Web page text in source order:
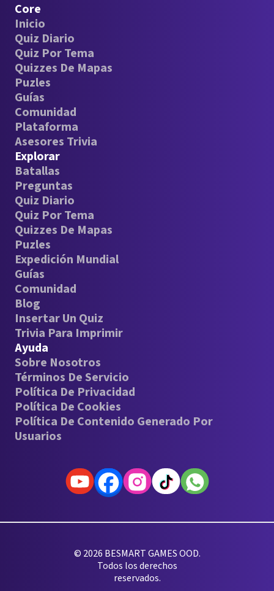
Core
Inicio
Quiz Diario
Quiz Por Tema
Quizzes De Mapas
Puzles
Guías
Comunidad
Plataforma
Asesores Trivia
Explorar
Batallas
Preguntas
Quiz Diario
Quiz Por Tema
Quizzes De Mapas
Puzles
Expedición Mundial
Guías
Comunidad
Blog
Insertar Un Quiz
Trivia Para Imprimir
Ayuda
Sobre Nosotros
Términos De Servicio
Política De Privacidad
Política De Cookies
Política De Contenido Generado Por
Usuarios
© 2026 BESMART GAMES OOD.
Todos los derechos
reservados.